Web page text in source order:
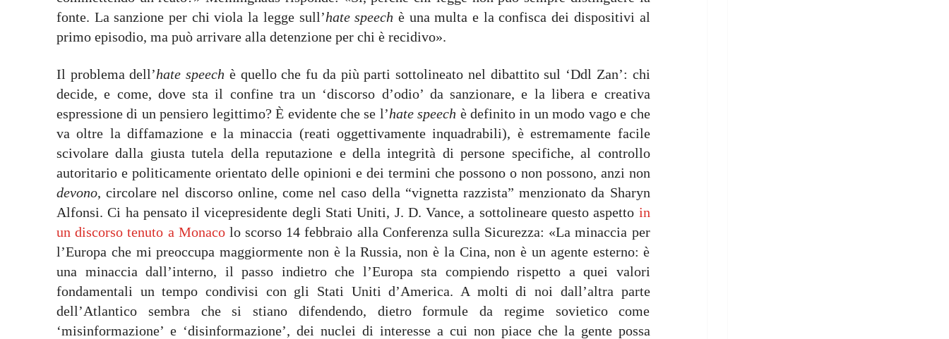
fonte. La sanzione per chi viola la legge sull’hate speech è una multa e la confisca dei dispositivi al
primo episodio, ma può arrivare alla detenzione per chi è recidivo».
Il problema dell’hate speech è quello che fu da più parti sottolineato nel dibattito sul ‘Ddl Zan’: chi
decide, e come, dove sta il confine tra un ‘discorso d’odio’ da sanzionare, e la libera e creativa
espressione di un pensiero legittimo? È evidente che se l’hate speech è definito in un modo vago e che
va oltre la diffamazione e la minaccia (reati oggettivamente inquadrabili), è estremamente facile
scivolare dalla giusta tutela della reputazione e della integrità di persone specifiche, al controllo
autoritario e politicamente orientato delle opinioni e dei termini che possono o non possono, anzi non
devono, circolare nel discorso online, come nel caso della “vignetta razzista” menzionato da Sharyn
Alfonsi. Ci ha pensato il vicepresidente degli Stati Uniti, J. D. Vance, a sottolineare questo aspetto in
un discorso tenuto a Monacolo scorso 14 febbraio alla Conferenza sulla Sicurezza: «La minaccia per
l’Europa che mi preoccupa maggiormente non è la Russia, non è la Cina, non è un agente esterno: è
una minaccia dall’interno, il passo indietro che l’Europa sta compiendo rispetto a quei valori
fondamentali un tempo condivisi con gli Stati Uniti d’America. A molti di noi dall’altra parte
dell’Atlantico sembra che si stiano difendendo, dietro formule da regime sovietico come
‘misinformazione’ e ‘disinformazione’, dei nuclei di interesse a cui non piace che la gente possa